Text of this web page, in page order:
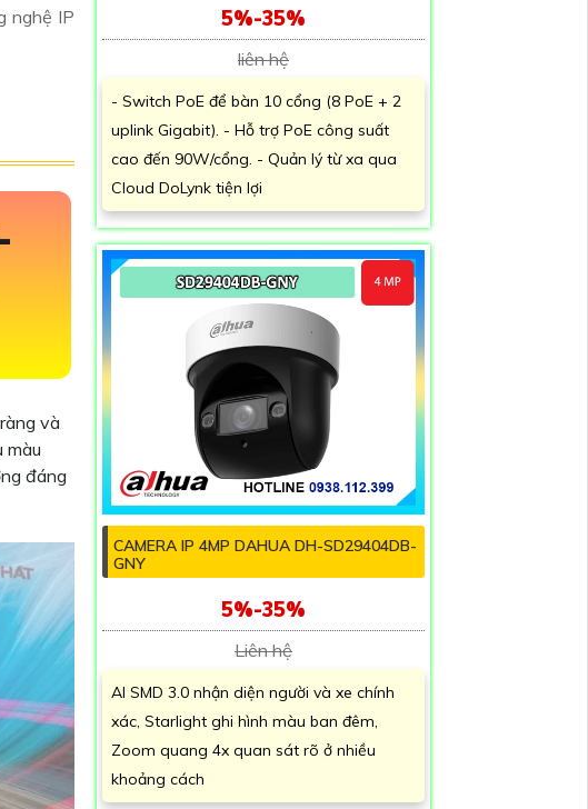
nghệ IP
và
màu
đáng
5%-35%
liên hệ
- Switch PoE để bàn 10 cổng (8 PoE + 2
uplink Gigabit). - Hỗ trợ PoE công suất
cao đến 90W/cổng. - Quản lý từ xa qua
Cloud DoLynk tiện lợi
CAMERA IP 4MP DAHUA DH-SD29404DB-
GNY
5%-35%
Liên hệ
AI SMD 3.0 nhận diện người và xe chính
xác, Starlight ghi hình màu ban đêm,
Zoom quang 4x quan sát rõ ở nhiều
khoảng cách